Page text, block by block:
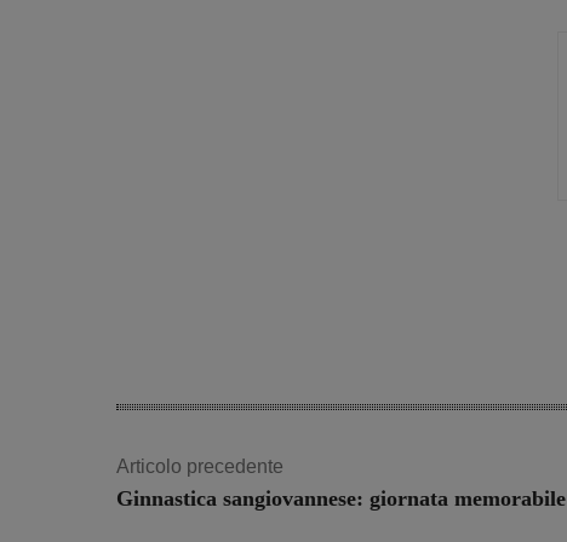
Articolo precedente
Ginnastica sangiovannese: giornata memorabile